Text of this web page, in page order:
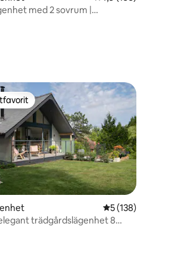
med 2 sovrum |
betyg, 393 omdömen
gästfavorit
5 av 5 i
5 (138)
trädgårdslägenhet 8